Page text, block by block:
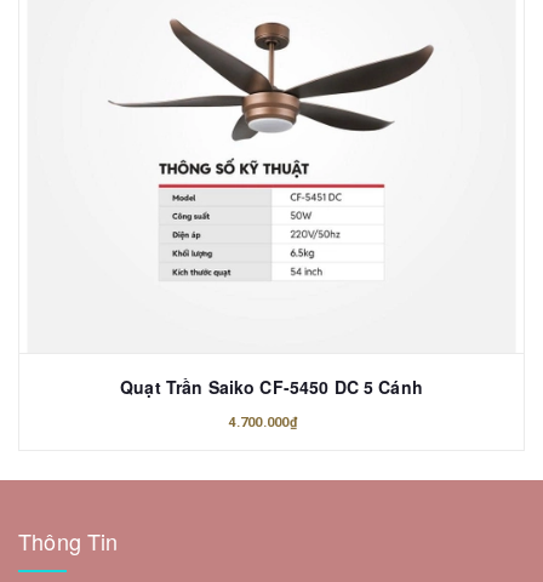
Quạt Trần Saiko CF-5450 DC 5 Cánh
4.700.000₫
Thông Tin